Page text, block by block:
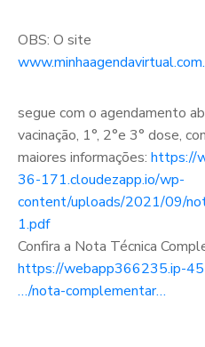
OBS: O site
segue com o agendamento
vacinação, 1°, 2°e 3° dose,
maiores informações: https://
36-171.cloudezapp.io/wp-
content/uploads/2021/09/
1.pdf
Confira a Nota Técnica
https://webapp366235.ip-
…/nota-complementar…